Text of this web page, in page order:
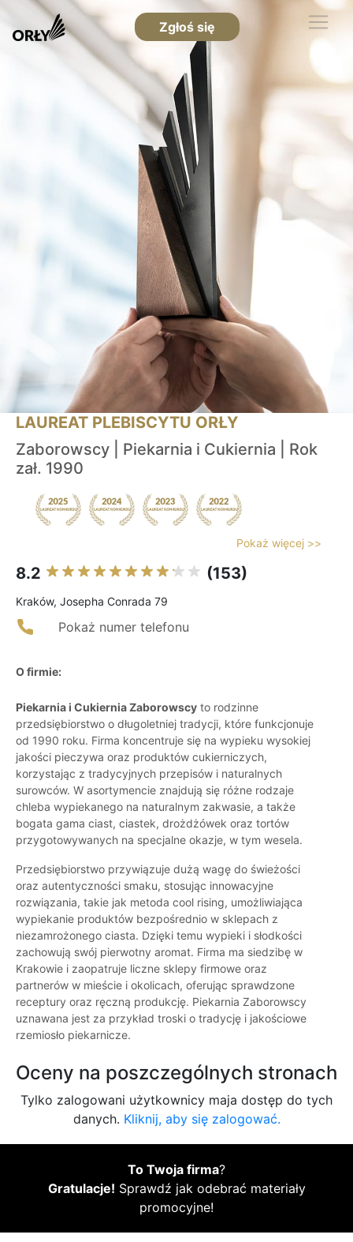
Zgłoś się
LAUREAT PLEBISCYTU ORŁY
Zaborowscy | Piekarnia i Cukiernia | Rok
zał. 1990
Pokaż więcej >>
8.2 (153)
Kraków, Josepha Conrada 79
Pokaż numer telefonu
O firmie:
Piekarnia i Cukiernia Zaborowscy to rodzinne
przedsiębiorstwo o długoletniej tradycji, które funkcjonuje
od 1990 roku. Firma koncentruje się na wypieku wysokiej
jakości pieczywa oraz produktów cukierniczych,
korzystając z tradycyjnych przepisów i naturalnych
surowców. W asortymencie znajdują się różne rodzaje
chleba wypiekanego na naturalnym zakwasie, a także
bogata gama ciast, ciastek, drożdżówek oraz tortów
przygotowywanych na specjalne okazje, w tym wesela.
Przedsiębiorstwo przywiązuje dużą wagę do świeżości
oraz autentyczności smaku, stosując innowacyjne
rozwiązania, takie jak metoda cool rising, umożliwiająca
wypiekanie produktów bezpośrednio w sklepach z
niezamrożonego ciasta. Dzięki temu wypieki i słodkości
zachowują swój pierwotny aromat. Firma ma siedzibę w
Krakowie i zaopatruje liczne sklepy firmowe oraz
partnerów w mieście i okolicach, oferując sprawdzone
receptury oraz ręczną produkcję. Piekarnia Zaborowscy
uznawana jest za przykład troski o tradycję i jakościowe
rzemiosło piekarnicze.
Oceny na poszczególnych stronach
Tylko zalogowani użytkownicy maja dostęp do tych
danych. Kliknij, aby się zalogować.
To Twoja firma?
Gratulacje! Sprawdź jak odebrać materiały
promocyjne!